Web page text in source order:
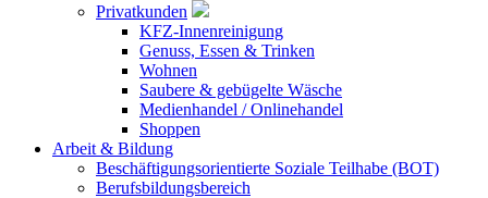
Privatkunden
KFZ-Innenreinigung
Genuss, Essen & Trinken
Wohnen
Saubere & gebügelte Wäsche
Medienhandel / Onlinehandel
Shoppen
Arbeit & Bildung
Beschäftigungsorientierte Soziale Teilhabe (BOT)
Berufsbildungsbereich